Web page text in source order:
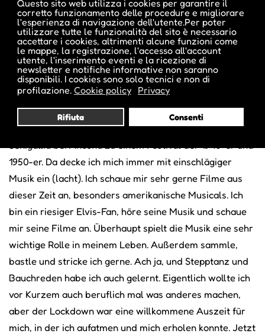
Questo sito web utilizza i cookies per garantire il
corretto funzionamento delle procedure e migliorare
l'esperienza di navigazione dell'utente.Per poter
utilizzare tutte le funzionalità del sito è necessario
accettare i cookies, altrimenti alcune funzioni come
le mappe, la registrazione, l'accesso all'account
utente, l'inserimento eventi e la ricezione di
newsletter e notifiche informative non saranno
disponibili. I cookies sono solo tecnici e non di
profilazione. Cookie policy Privacy
Rifiuta Consenti
Hautklebers das Bindemittel vergessen hatte. Das wäre
beinahe schiefgegangen.
Welchen privaten Interessen gehen Sie nach?
Oh, da gibt es einige. Ich habe einen großen Hang zu den
1940-er und 1950-er Jahren und kleide mich auch so. Die
Kleider bekomme ich im Internet oder auf Vintage-
Messen. Seit 15 Jahren fahre ich im Sommer nach
1950-er. Da decke ich mich immer mit einschlägiger
Musik ein (lacht). Ich schaue mir sehr gerne Filme aus
dieser Zeit an, besonders amerikanische Musicals. Ich
bin ein riesiger Elvis-Fan, höre seine Musik und schaue
mir seine Filme an. Überhaupt spielt die Musik eine sehr
wichtige Rolle in meinem Leben. Außerdem sammle,
bastle und stricke ich gerne. Ach ja, und Stepptanz und
Bauchreden habe ich auch gelernt. Eigentlich wollte ich
vor Kurzem auch beruflich mal was anderes machen,
aber der Lockdown war eine willkommene Auszeit für
mich, in der ich aufatmen und mich erholen konnte. Jetzt